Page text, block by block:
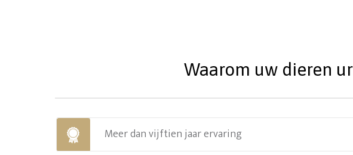
Waarom uw dieren
Meer dan vijftien jaar ervaring